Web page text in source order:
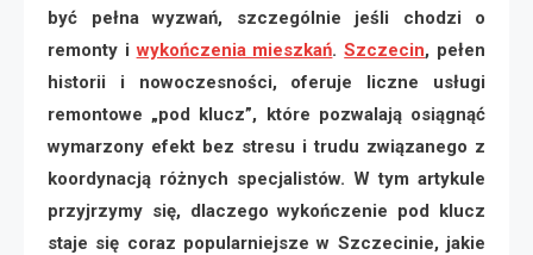
być pełna wyzwań, szczególnie jeśli chodzi o
remonty iwykończenia mieszkań.Szczecin, pełen
historii i nowoczesności, oferuje liczne usługi
remontowe „pod klucz”, które pozwalają osiągnąć
wymarzony efekt bez stresu i trudu związanego z
koordynacją różnych specjalistów. W tym artykule
przyjrzymy się, dlaczego wykończenie pod klucz
staje się coraz popularniejsze w Szczecinie, jakie